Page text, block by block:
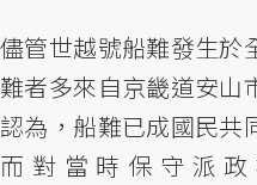
儘管世越號船難發生於
難者多來自京畿道安山
認為，船難已成國民共
而對當時保守派